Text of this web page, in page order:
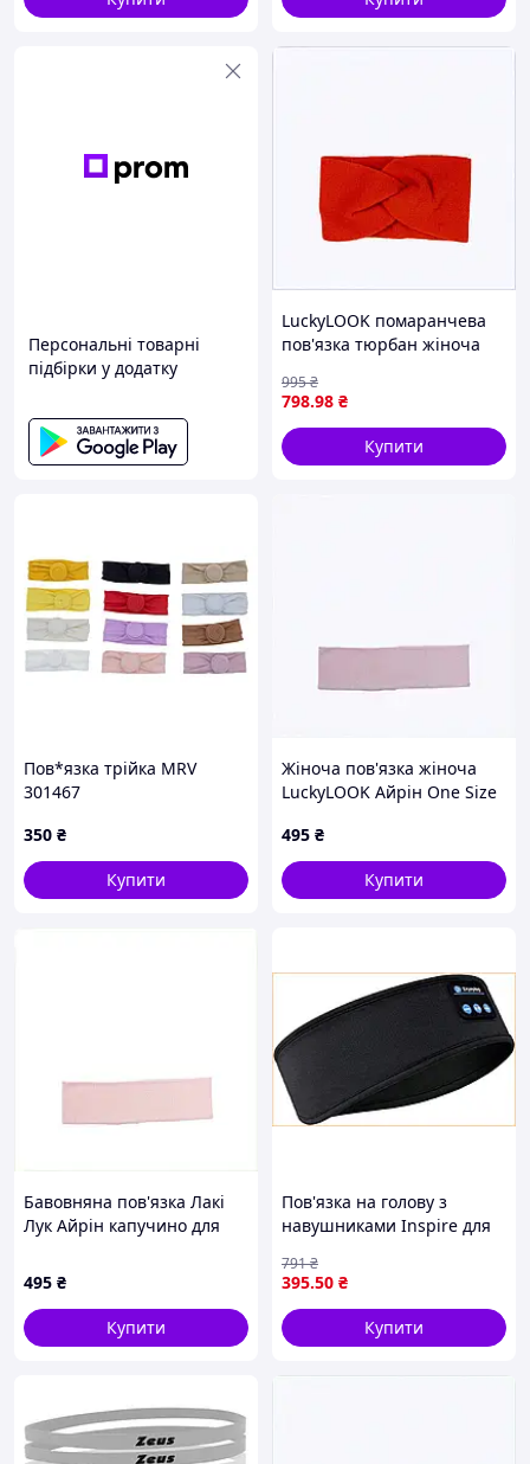
Персональні товарні
підбірки у додатку
LuckyLOOK помаранчева
пов'язка тюрбан жіноча
798.98 ₴
995₴
Купити
Пов*язка трійка MRV
301467
350 ₴
Купити
Жіноча пов'язка жіноча
LuckyLOOK Айрін One Size
PX8H883598
495 ₴
Купити
Бавовняна пов'язка Лакі
Лук Айрін капучино для
495 ₴
Купити
Пов'язка на голову з
навушниками Inspire для
зосередженості та
розслаблення
395.50 ₴
791₴
Купити